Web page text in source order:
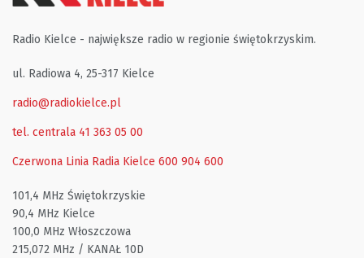
Radio Kielce - największe radio w regionie świętokrzyskim.
ul. Radiowa 4, 25-317 Kielce
radio@radiokielce.pl
tel. centrala 41 363 05 00
Czerwona Linia Radia Kielce 600 904 600
101,4 MHz Świętokrzyskie
90,4 MHz Kielce
100,0 MHz Włoszczowa
215,072 MHz / KANAŁ 10D